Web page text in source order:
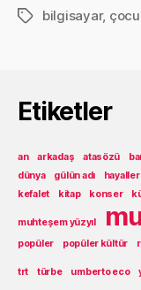
Etiketlerbilgisayar,
Etiketler
an arkadaş atasözü
dünya
gülün adı hayaller
kefalet
kitap konser
muhteşem yüzyıl
popüler
popüler kültür
trt türbe umberto eco